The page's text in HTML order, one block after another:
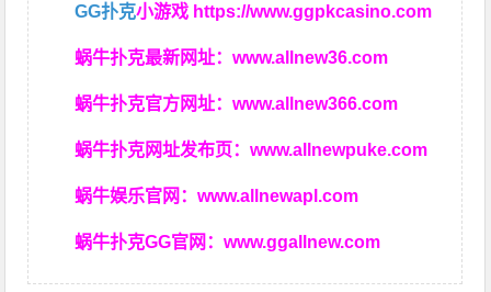
GG扑克小游戏 https://www.ggpkcasino.com
蜗牛扑克最新网址：www.allnew36.com
蜗牛扑克官方网址：www.allnew366.com
蜗牛扑克网址发布页：www.allnewpuke.com
蜗牛娱乐官网：www.allnewapl.com
蜗牛扑克GG官网：www.ggallnew.com